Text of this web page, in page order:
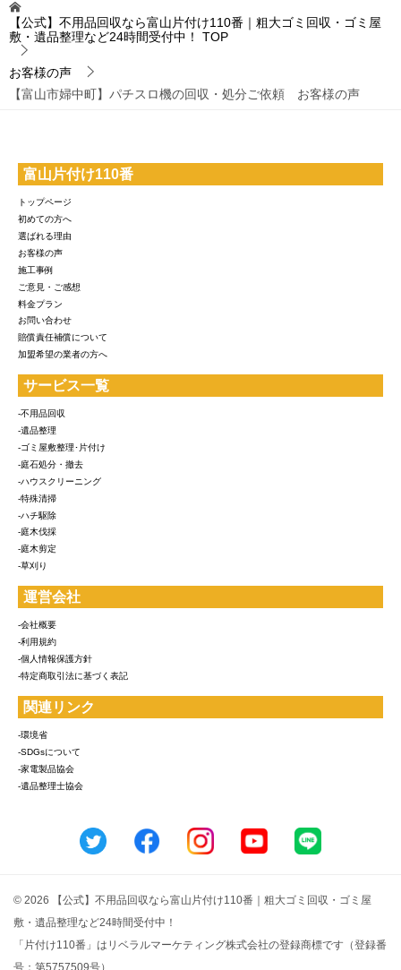
【公式】不用品回収なら富山片付け110番｜粗大ゴミ回収・ゴミ屋
敷・遺品整理など24時間受付中！
TOP
お客様の声
【富山市婦中町】パチスロ機の回収・処分ご依頼 お客様の声
富山片付け110番
トップページ
初めての方へ
選ばれる理由
お客様の声
施工事例
ご意見・ご感想
料金プラン
お問い合わせ
賠償責任補償について
加盟希望の業者の方へ
サービス一覧
-不用品回収
-遺品整理
-ゴミ屋敷整理･片付け
-庭石処分・撤去
-ハウスクリーニング
-特殊清掃
-ハチ駆除
-庭木伐採
-庭木剪定
-草刈り
運営会社
-会社概要
-利用規約
-個人情報保護方針
-特定商取引法に基づく表記
関連リンク
-環境省
-SDGsについて
-家電製品協会
-遺品整理士協会
© 2026 【公式】不用品回収なら富山片付け110番｜粗大ゴミ回収・ゴミ屋
敷・遺品整理など24時間受付中！
「片付け110番」はリベラルマーケティング株式会社の登録商標です（登録番
号：第5757509号）